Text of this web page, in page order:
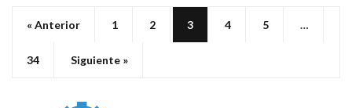
« Anterior 1 2 3 4 5 …
34 Siguiente »